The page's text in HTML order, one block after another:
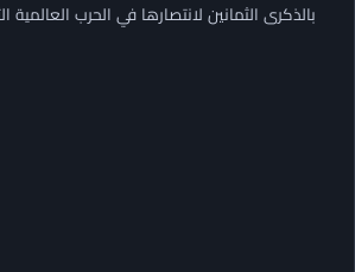
بالذكرى الثمانين لانتصارها في الحرب العالمية